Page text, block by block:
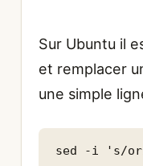
Sur Ubuntu il
et remplacer
une simple